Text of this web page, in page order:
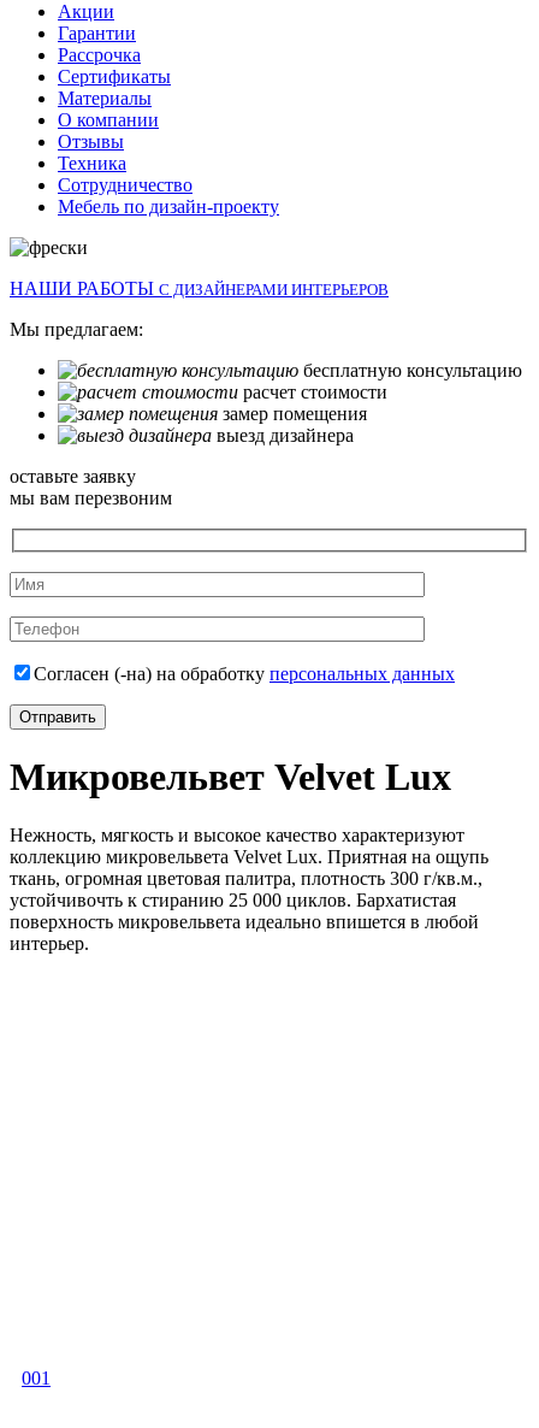
Акции
Гарантии
Рассрочка
Сертификаты
Материалы
О компании
Отзывы
Техника
Сотрудничество
Мебель по дизайн-проекту
НАШИ РАБОТЫ С ДИЗАЙНЕРАМИ ИНТЕРЬЕРОВ
Мы предлагаем:
бесплатную консультацию
расчет стоимости
замер помещения
выезд дизайнера
оставьте заявку
мы вам перезвоним
Согласен (-на) на обработку персональных данных
Микровельвет Velvet Lux
Нежность, мягкость и высокое качество характеризуют
коллекцию микровельвета Velvet Lux. Приятная на ощупь
ткань, огромная цветовая палитра, плотность 300 г/кв.м.,
устойчивочть к стиранию 25 000 циклов. Бархатистая
поверхность микровельвета идеально впишется в любой
интерьер.
001